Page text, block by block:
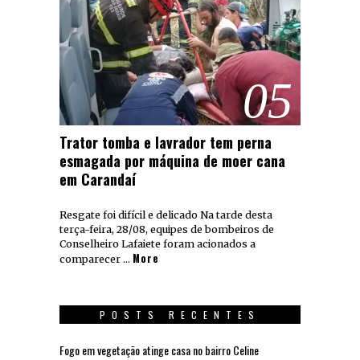
05
Trator tomba e lavrador tem perna
esmagada por máquina de moer cana
em Carandaí
Resgate foi difícil e delicado Na tarde desta
terça-feira, 28/08, equipes de bombeiros de
Conselheiro Lafaiete foram acionados a
comparecer … More
POSTS RECENTES
Fogo em vegetação atinge casa no bairro Celine